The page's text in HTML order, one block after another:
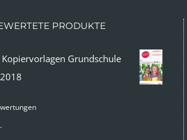
PRODUKTE
Grundschule